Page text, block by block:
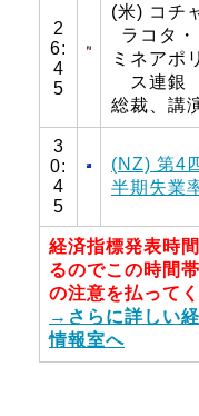
2
6:
4
5
(米) コチ
ラコタ・
ミネアポリ
ス連銀
総裁、講
3
0:
4
5
(NZ) 第4
半期失業
経済指標発表時
るのでこの時間
の注意を払って
→さらに詳しい
情報室へ